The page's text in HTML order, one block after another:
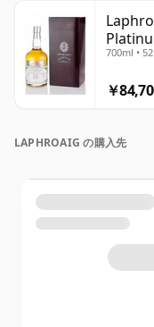
700ml •
￥
LAPHROAIG の購入先